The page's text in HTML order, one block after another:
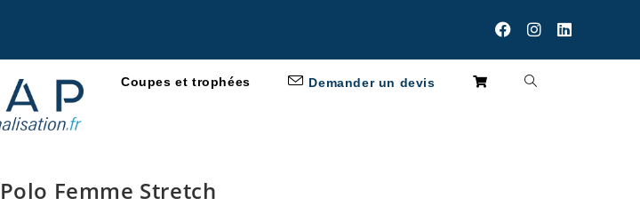
Coupes et trophées Demander un devis
Polo Femme Stretch